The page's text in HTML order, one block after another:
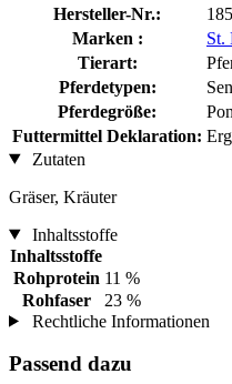
Hersteller-Nr.:
185
Marken :
St.
Tierart:
Pferdetypen:
Pferdegröße:
Futtermittel Deklaration:
Zutaten
Gräser, Kräuter
Inhaltsstoffe
Inhaltsstoffe
Rohprotein 11 %
Rohfaser
23 %
Rechtliche Informationen
Passend dazu